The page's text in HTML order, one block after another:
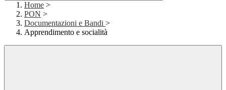
Home >
PON >
Documentazioni e Bandi >
Apprendimento e socialità